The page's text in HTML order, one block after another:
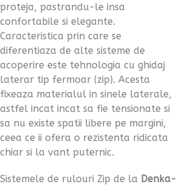
proteja, pastrandu-le insa
confortabile si elegante.
Caracteristica prin care se
diferentiaza de alte sisteme de
acoperire este tehnologia cu ghidaj
laterar tip fermoar (zip). Acesta
fixeaza materialul in sinele laterale,
astfel incat incat sa fie tensionate si
sa nu existe spatii libere pe margini,
ceea ce ii ofera o rezistenta ridicata
chiar si la vant puternic.
Sistemele de rulouri Zip de la Denka-